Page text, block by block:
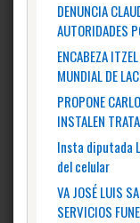
DENUNCIA
AUTORIDADES
ENCABEZA
MUNDIAL DE
PROPONE
INSTALEN
Insta diputada
del celular
VA JOSÉ LUIS
SERVICIOS